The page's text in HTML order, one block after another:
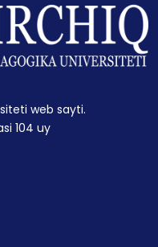
web sayti.
104 uy